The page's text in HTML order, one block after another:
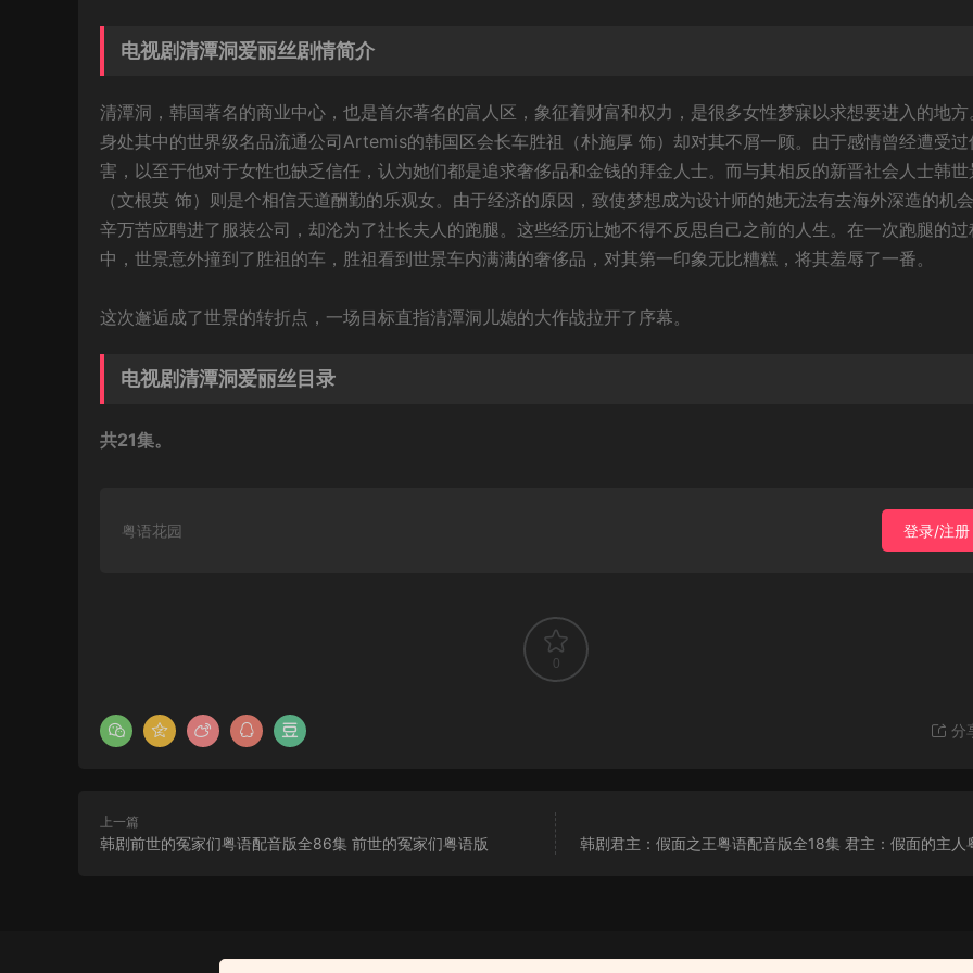
电视剧清潭洞爱丽丝剧情简介
清潭洞，韩国著名的商业中心，也是首尔著名的富人区，象征着财富和权力，是很多女性梦寐以求想要进入的地方
身处其中的世界级名品流通公司Artemis的韩国区会长车胜祖（朴施厚 饰）却对其不屑一顾。由于感情曾经遭受过
害，以至于他对于女性也缺乏信任，认为她们都是追求奢侈品和金钱的拜金人士。而与其相反的新晋社会人士韩世
（文根英 饰）则是个相信天道酬勤的乐观女。由于经济的原因，致使梦想成为设计师的她无法有去海外深造的机
辛万苦应聘进了服装公司，却沦为了社长夫人的跑腿。这些经历让她不得不反思自己之前的人生。在一次跑腿的过
中，世景意外撞到了胜祖的车，胜祖看到世景车内满满的奢侈品，对其第一印象无比糟糕，将其羞辱了一番。
这次邂逅成了世景的转折点，一场目标直指清潭洞儿媳的大作战拉开了序幕。
电视剧清潭洞爱丽丝目录
共21集。
粤语花园 登录/注册
0
分
上一篇
韩剧前世的冤家们粤语配音版全86集 前世的冤家们粤语版 韩剧君主：假面之王粤语配音版全18集 君主：假面的主人
失的密室 哈利·波特与密室 H